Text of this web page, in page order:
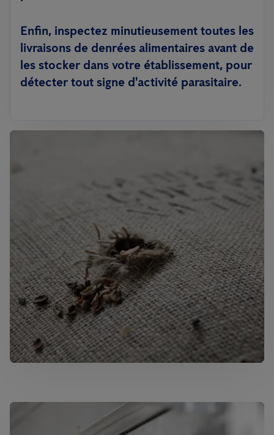
Enfin, inspectez minutieusement toutes les
livraisons de denrées alimentaires avant de
les stocker dans votre établissement, pour
détecter tout signe d'activité parasitaire.